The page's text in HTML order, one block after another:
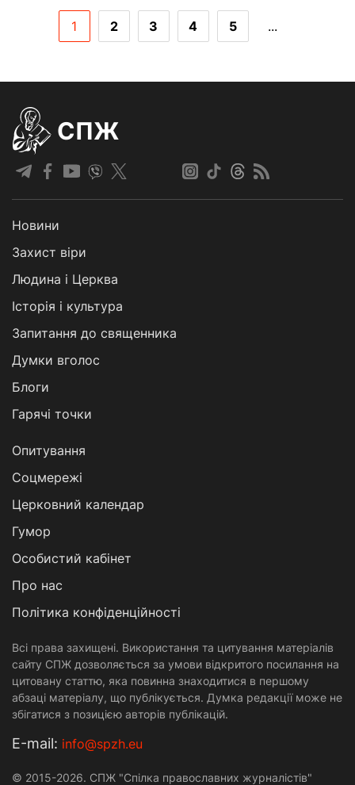
1 2 3 4 5 ...
СПЖ
Новини
Захист віри
Людина і Церква
Історія і культура
Запитання до священника
Думки вголос
Блоги
Гарячі точки
Опитування
Соцмережі
Церковний календар
Гумор
Особистий кабінет
Про нас
Політика конфіденційності
Всі права захищені. Використання та цитування матеріалів
сайту СПЖ дозволяється за умови відкритого посилання на
цитовану статтю, яка повинна знаходитися в першому
абзаці матеріалу, що публікується. Думка редакції може не
збігатися з позицією авторів публікацій.
Е-mail: info@spzh.eu
© 2015-2026. СПЖ "Спілка православних журналістів"